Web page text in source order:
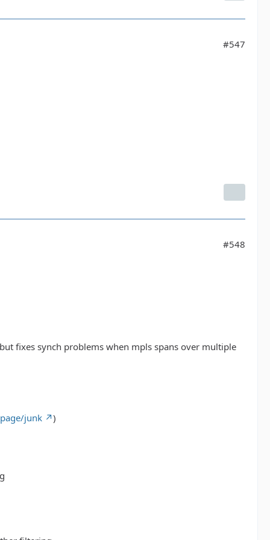
#547
#548
fixes synch problems when mpls spans over multiple
junk )